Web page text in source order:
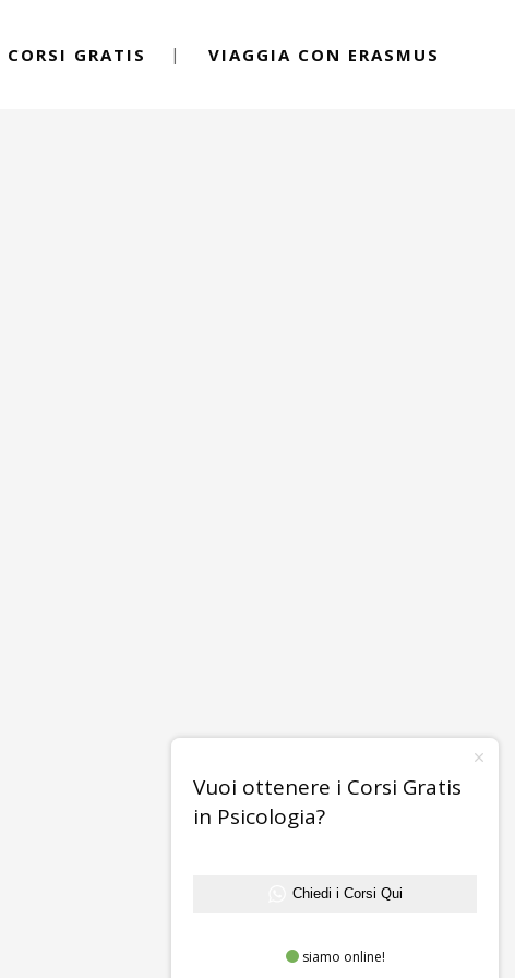
CORSI GRATIS VIAGGIA CON ERASMUS
Vuoi ottenere i Corsi Gratis
in Psicologia?
Chiedi i Corsi Qui
siamo online!